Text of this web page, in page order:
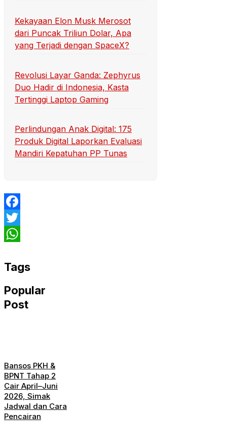
Kekayaan Elon Musk Merosot
dari Puncak Triliun Dolar, Apa
yang Terjadi dengan SpaceX?
Revolusi Layar Ganda: Zephyrus
Duo Hadir di Indonesia, Kasta
Tertinggi Laptop Gaming
Perlindungan Anak Digital: 175
Produk Digital Laporkan Evaluasi
Mandiri Kepatuhan PP Tunas
Facebook
Twitter
Tags
Popular
Post
Bansos PKH &
BPNT Tahap 2
Cair April–Juni
2026, Simak
Jadwal dan Cara
Pencairan